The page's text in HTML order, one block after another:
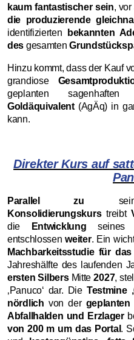
kaum fantastischer sein,
die produzierende
identifizierten
bekannten
des gesamten
Hinzu kommt, dass der Kauf
grandiose
geplanten
Goldäquivalent(AgÄq) in
kann.
Direkter Kurs auf
Parallel zu
Konsolidierungskurstreibt
die
Entwicklung seines
entschlossenweiter. Ein
Machbarkeitsstudie für
Jahreshälfte des laufenden
ersten SilbersMitte2027,
‚Panuco‘ dar. Die Testmine
nördlich von der geplanten
Abfallhalden und Erzlager
von 200 m um das Portal .